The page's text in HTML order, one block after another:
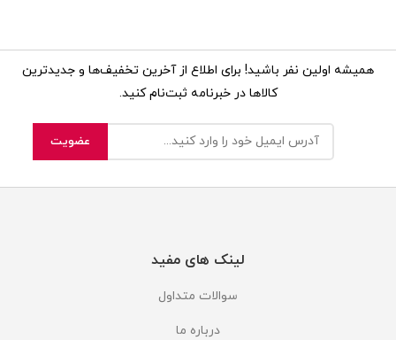
همیشه اولین نفر باشید! برای اطلاع از آخرین تخفیف‌ها و جدیدترین
کالاها در خبرنامه ثبت‌نام کنید.
لینک های مفید
سوالات متداول
درباره ما